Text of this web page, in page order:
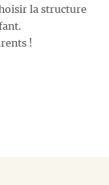
la structure
!